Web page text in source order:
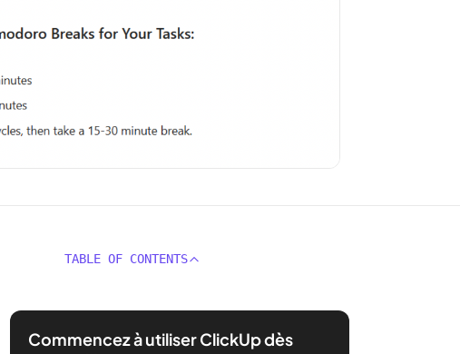
TABLE OF CONTENTS
Commencez à utiliser ClickUp dès